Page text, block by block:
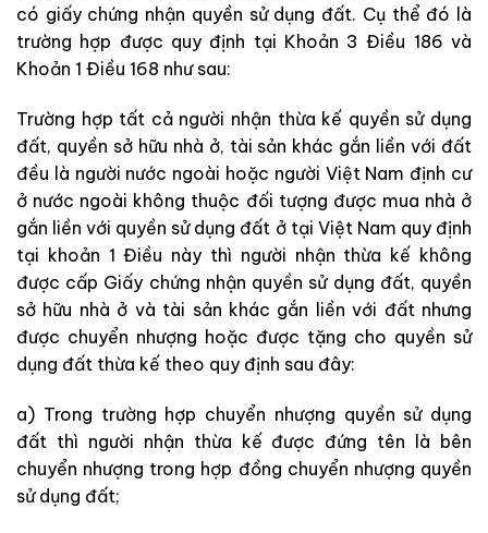
có giấy chứng nhận quyền sử dụng đất. Cụ thể đó là
trường hợp được quy định tại Khoản 3 Điều 186 và
Khoản 1 Điều 168 như sau:
Trường hợp tất cả người nhận thừa kế quyền sử dụng
đất, quyền sở hữu nhà ở, tài sản khác gắn liền với đất
đều là người nước ngoài hoặc người Việt Nam định cư
ở nước ngoài không thuộc đối tượng được mua nhà ở
gắn liền với quyền sử dụng đất ở tại Việt Nam quy định
tại khoản 1 Điều này thì người nhận thừa kế không
được cấp Giấy chứng nhận quyền sử dụng đất, quyền
sở hữu nhà ở và tài sản khác gắn liền với đất nhưng
được chuyển nhượng hoặc được tặng cho quyền sử
dụng đất thừa kế theo quy định sau đây:
a) Trong trường hợp chuyển nhượng quyền sử dụng
đất thì người nhận thừa kế được đứng tên là bên
chuyển nhượng trong hợp đồng chuyển nhượng quyền
sử dụng đất;